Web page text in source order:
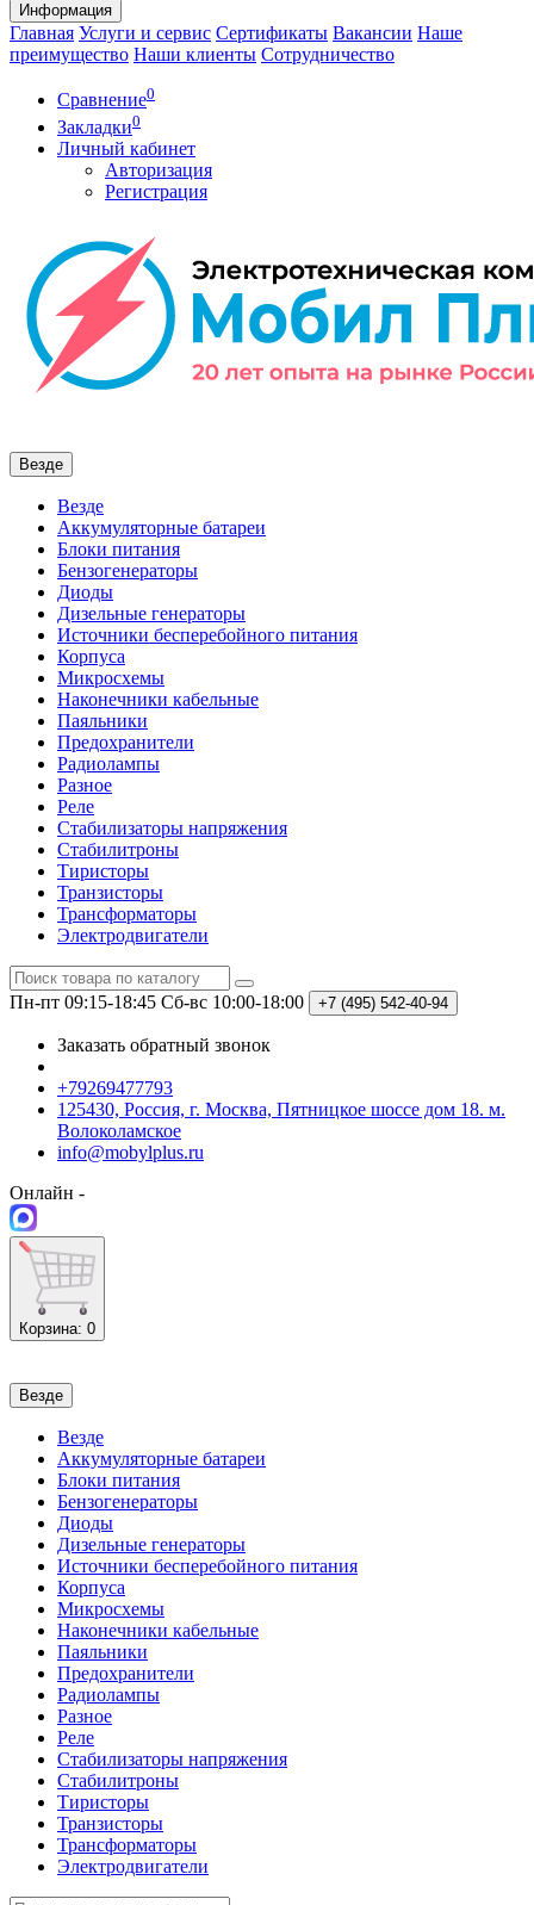
Информация
Главная Услуги и сервис Сертификаты Вакансии Наше
преимущество Наши клиенты Сотрудничество
Сравнение0
Закладки0
Личный кабинет
Авторизация
Регистрация
Везде
Везде
Аккумуляторные батареи
Блоки питания
Бензогенераторы
Диоды
Дизельные генераторы
Источники бесперебойного питания
Корпуса
Микросхемы
Наконечники кабельные
Паяльники
Предохранители
Радиолампы
Разное
Реле
Стабилизаторы напряжения
Стабилитроны
Тиристоры
Транзисторы
Трансформаторы
Электродвигатели
Пн-пт 09:15-18:45 Сб-вс 10:00-18:00 +7 (495) 542-40-94
Заказать обратный звонок
+79269477793
125430, Россия, г. Москва, Пятницкое шоссе дом 18. м.
Волоколамское
info@mobylplus.ru
Онлайн -
Корзина: 0
Везде
Везде
Аккумуляторные батареи
Блоки питания
Бензогенераторы
Диоды
Дизельные генераторы
Источники бесперебойного питания
Корпуса
Микросхемы
Наконечники кабельные
Паяльники
Предохранители
Радиолампы
Разное
Реле
Стабилизаторы напряжения
Стабилитроны
Тиристоры
Транзисторы
Трансформаторы
Электродвигатели